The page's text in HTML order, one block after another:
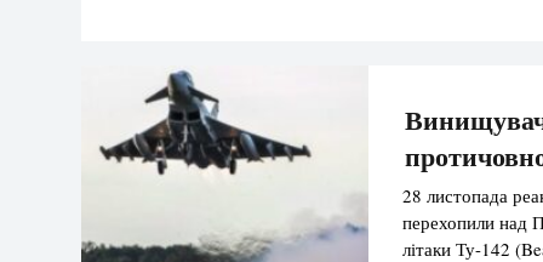
28 листопада
перехопили над
літаки Ту-142